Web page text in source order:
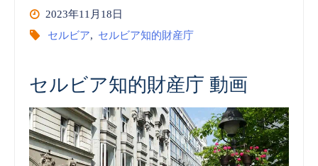
2023年11月18日
セルビア, セルビア知的財産庁
セルビア知的財産庁 動画